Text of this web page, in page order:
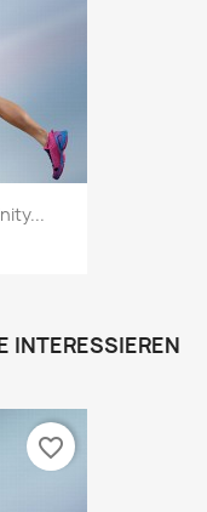
INTERESSIEREN
favorite_border